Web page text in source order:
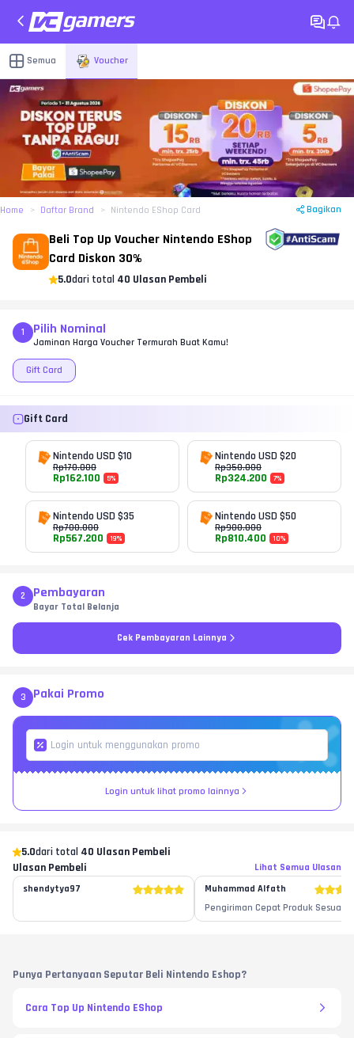
Semua Voucher
Home Daftar Brand Nintendo EShop Card Bagikan
Beli Top Up Voucher Nintendo EShop
Card Diskon 30%
5.0dari total 40 Ulasan Pembeli
1 Pilih Nominal
Jaminan Harga Voucher Termurah Buat Kamu!
Gift Card
Gift Card
Nintendo USD $10
Rp170.000
Rp162.100 5%
Nintendo USD $20
Rp350.000
Rp324.200 7%
Nintendo USD $35
Rp700.000
Rp567.200 19%
Nintendo USD $50
Rp900.000
Rp810.400 10%
2 Pembayaran
Bayar Total Belanja
Cek Pembayaran Lainnya
3 Pakai Promo
Login untuk lihat promo lainnya
5.0dari total 40 Ulasan Pembeli
Ulasan Pembeli
Lihat Semua Ulasan
shendytya97
Muhammad Alfath
Pengiriman Cepat Produk Sesuai
Punya Pertanyaan Seputar Beli Nintendo Eshop?
Cara Top Up Nintendo EShop